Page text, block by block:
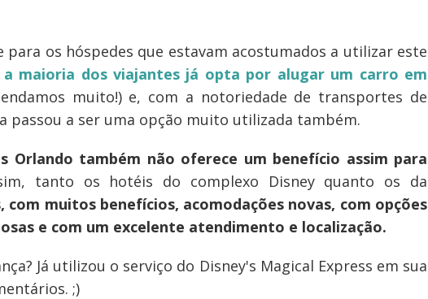
os hóspedes que estavam acostumados a utilizar este
a maioria dos viajantes já opta por alugar um carro em
muito!) e, com a notoriedade de transportes de
passou a ser uma opção muito utilizada também.
Orlando também não oferece um benefício assim para
tanto os hotéis do complexo Disney quanto os da
com muitos benefícios, acomodações novas, com opções
e com um excelente atendimento e localização.
Já utilizou o serviço do Disney's Magical Express em sua
;)